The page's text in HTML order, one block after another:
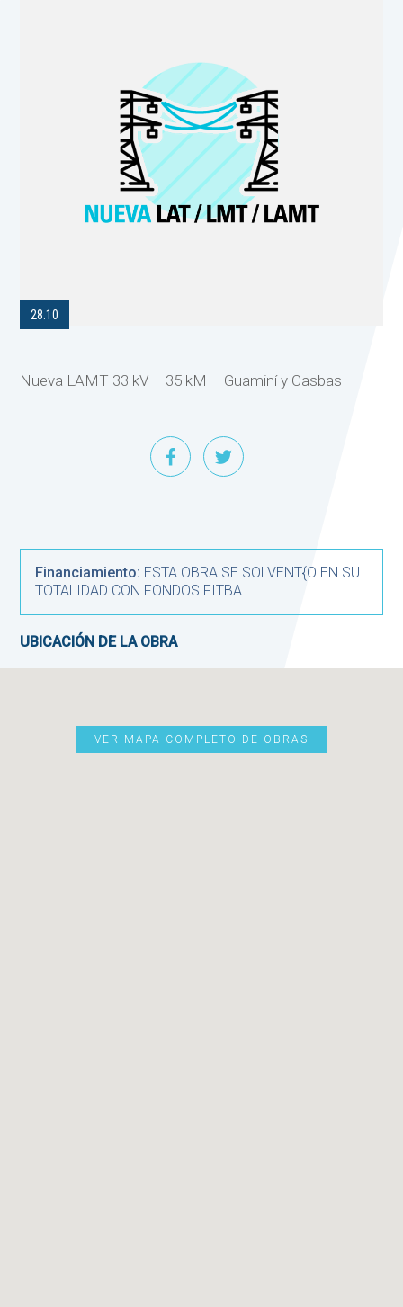
28.10
Nueva LAMT 33 kV – 35 kM – Guaminí y Casbas
Financiamiento: ESTA OBRA SE SOLVENT{O EN SU
TOTALIDAD CON FONDOS FITBA
UBICACIÓN DE LA OBRA
VER MAPA COMPLETO DE OBRAS